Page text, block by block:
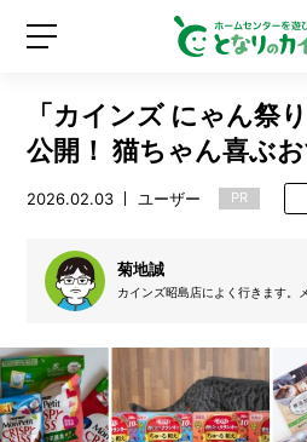
k
g
の
洗
ロ
グ
イ
ン
「カインズ にゃん祭
公開！ 猫ちゃん喜ぶ
2026.02.03 ユーザー PR
菊地誠
カインズ昭島店によく行きます。